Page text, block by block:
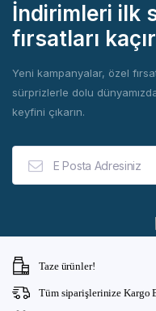
İndirimleri ilk
fırsatları
Yeni kampanyalar, özel
sürprizlerle dolu dünyamızda
keyfini çıkarın.
Taze ürünler!
Tüm siparişlerinize Kargo